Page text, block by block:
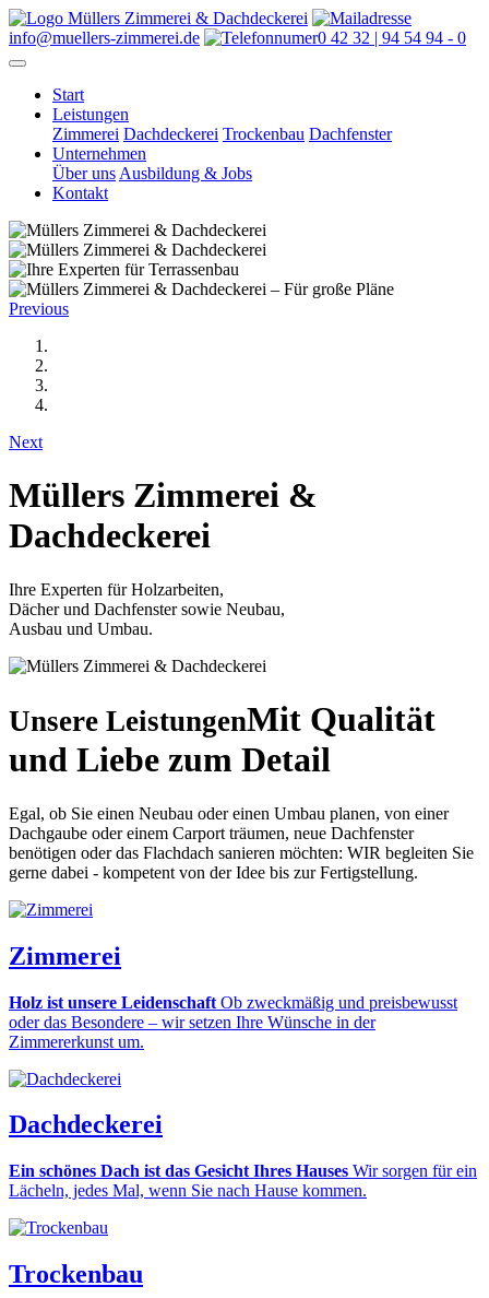
info@muellers-zimmerei.de 0 42 32 | 94 54 94 - 0
Start
Leistungen
Zimmerei Dachdeckerei Trockenbau Dachfenster
Unternehmen
Über uns Ausbildung & Jobs
Kontakt
Previous
Next
Müllers Zimmerei &
Dachdeckerei
Ihre Experten für Holzarbeiten,
Dächer und Dachfenster sowie Neubau,
Ausbau und Umbau.
Unsere LeistungenMit Qualität
und Liebe zum Detail
Egal, ob Sie einen Neubau oder einen Umbau planen, von einer
Dachgaube oder einem Carport träumen, neue Dachfenster
benötigen oder das Flachdach sanieren möchten: WIR begleiten Sie
gerne dabei - kompetent von der Idee bis zur Fertigstellung.
Zimmerei
Holz ist unsere Leidenschaft Ob zweckmäßig und preisbewusst
oder das Besondere – wir setzen Ihre Wünsche in der
Zimmererkunst um.
Dachdeckerei
Ein schönes Dach ist das Gesicht Ihres Hauses Wir sorgen für ein
Lächeln, jedes Mal, wenn Sie nach Hause kommen.
Trockenbau